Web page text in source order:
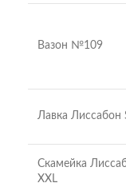
Вазон №109
Лавка Лиссабон
Скамейка
XXL